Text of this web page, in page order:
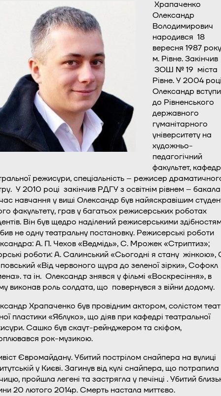
Храпаченко
Олександр
Володимирович
народився 18
вересня 1987
м. Рівне. Закінчив
ЗОШ № 19 міста
Рівне. У 2004
Олександр
до Рівненського
державного
гуманітарного
університету на
художньо-
педагогічний
факультет,
режисури, спеціальність – режисер
У 2010 році закінчив РДГУ з освітнім рівнем –
навчання у виші Олександр був найяскравішим
факультету, грав у багатьох режисерських роботах
Він був щедро наділений режисерськими
не одну театральну постановку. Режисерські роботи
А. П. Чехов «Ведмідь», С. Мрожек «Стриптиз»;
роботи: А. Салинський «Сьогодні я стану жінкою»,
«Від червоного щура до зеленої зірки», Софокл
та ін. Олександр знявся у фільмі «Воскресіння», в
виконав роль солдата, що повернувся з війни додому.
Храпаченко був провідним актором, солістом
пластики «Яблуко», що діяв при кафедрі театральної
Сашко був скаут-рейнджером та скіфом,
рок-музикою.
Євромайдану. Убитий пострілом снайпера на вулиці
у Києві. Загинув від кулі снайпера, що потрапила
пройшла легені та застрягла у печінці . Убитий
20 лютого 2014р. Смерть настала миттєво.